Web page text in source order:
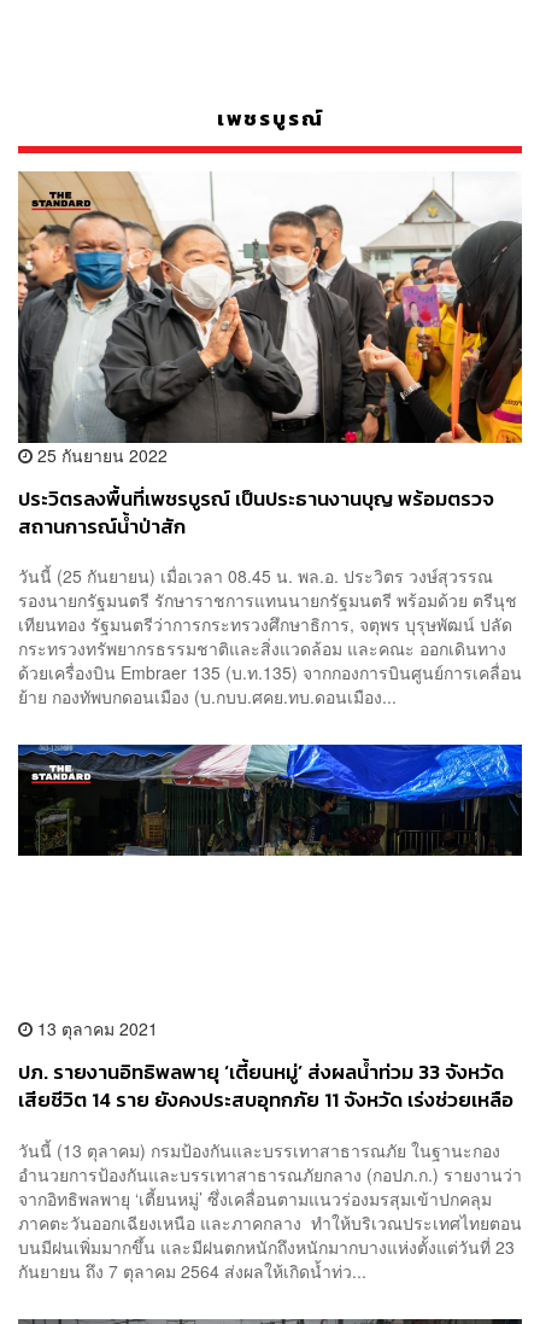
เพชรบูรณ์
25 กันยายน 2022
ประวิตรลงพื้นที่เพชรบูรณ์ เป็นประธานงานบุญ พร้อมตรวจ
สถานการณ์น้ำป่าสัก
วันนี้ (25 กันยายน) เมื่อเวลา 08.45 น. พล.อ. ประวิตร วงษ์สุวรรณ
รองนายกรัฐมนตรี รักษาราชการแทนนายกรัฐมนตรี พร้อมด้วย ตรีนุช
เทียนทอง รัฐมนตรีว่าการกระทรวงศึกษาธิการ, จตุพร บุรุษพัฒน์ ปลัด
กระทรวงทรัพยากรธรรมชาติและสิ่งแวดล้อม และคณะ ออกเดินทาง
ด้วยเครื่องบิน Embraer 135 (บ.ท.135) จากกองการบินศูนย์การเคลื่อน
ย้าย กองทัพบกดอนเมือง (บ.กบบ.ศคย.ทบ.ดอนเมือง...
13 ตุลาคม 2021
ปภ. รายงานอิทธิพลพายุ ‘เตี้ยนหมู่’ ส่งผลน้ำท่วม 33 จังหวัด
เสียชีวิต 14 ราย ยังคงประสบอุทกภัย 11 จังหวัด เร่งช่วยเหลือ
วันนี้ (13 ตุลาคม) กรมป้องกันและบรรเทาสาธารณภัย ในฐานะกอง
อำนวยการป้องกันและบรรเทาสาธารณภัยกลาง (กอปภ.ก.) รายงานว่า
จากอิทธิพลพายุ ‘เตี้ยนหมู่’ ซึ่งเคลื่อนตามแนวร่องมรสุมเข้าปกคลุม
ภาคตะวันออกเฉียงเหนือ และภาคกลาง ทำให้บริเวณประเทศไทยตอน
บนมีฝนเพิ่มมากขึ้น และมีฝนตกหนักถึงหนักมากบางแห่งตั้งแต่วันที่ 23
กันยายน ถึง 7 ตุลาคม 2564 ส่งผลให้เกิดน้ำท่ว...